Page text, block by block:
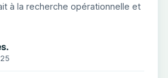
à la recherche opérationnelle et